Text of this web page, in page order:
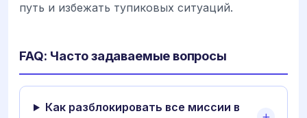
путь и избежать тупиковых ситуаций.
FAQ: Часто задаваемые вопросы
Как разблокировать все миссии в